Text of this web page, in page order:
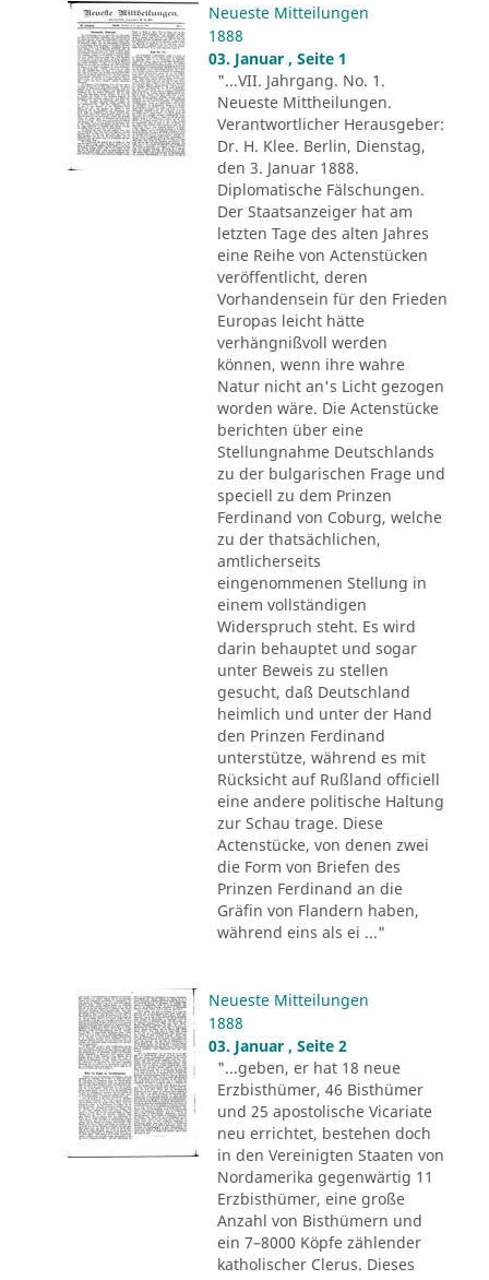
Neueste Mitteilungen
1888
03. Januar , Seite 1
"...VII. Jahrgang. No. 1.
Neueste Mittheilungen.
Verantwortlicher Herausgeber:
Dr. H. Klee. Berlin, Dienstag,
den 3. Januar 1888.
Diplomatische Fälschungen.
Der Staatsanzeiger hat am
letzten Tage des alten Jahres
eine Reihe von Actenstücken
veröffentlicht, deren
Vorhandensein für den Frieden
Europas leicht hätte
verhängnißvoll werden
können, wenn ihre wahre
Natur nicht an's Licht gezogen
worden wäre. Die Actenstücke
berichten über eine
Stellungnahme Deutschlands
zu der bulgarischen Frage und
speciell zu dem Prinzen
Ferdinand von Coburg, welche
zu der thatsächlichen,
amtlicherseits
eingenommenen Stellung in
einem vollständigen
Widerspruch steht. Es wird
darin behauptet und sogar
unter Beweis zu stellen
gesucht, daß Deutschland
heimlich und unter der Hand
den Prinzen Ferdinand
unterstütze, während es mit
Rücksicht auf Rußland officiell
eine andere politische Haltung
zur Schau trage. Diese
Actenstücke, von denen zwei
die Form von Briefen des
Prinzen Ferdinand an die
Gräfin von Flandern haben,
während eins als ei ..."
Neueste Mitteilungen
1888
03. Januar , Seite 2
"...geben, er hat 18 neue
Erzbisthümer, 46 Bisthümer
und 25 apostolische Vicariate
neu errichtet, bestehen doch
in den Vereinigten Staaten von
Nordamerika gegenwärtig 11
Erzbisthümer, eine große
Anzahl von Bisthümern und
ein 7–8000 Köpfe zählender
katholischer Clerus. Dieses